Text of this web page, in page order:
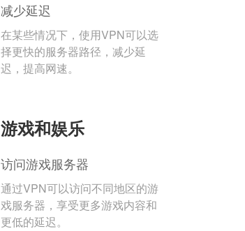
减少延迟
在某些情况下，使用VPN可以选
择更快的服务器路径，减少延
迟，提高网速。
游戏和娱乐
访问游戏服务器
通过VPN可以访问不同地区的游
戏服务器，享受更多游戏内容和
更低的延迟。